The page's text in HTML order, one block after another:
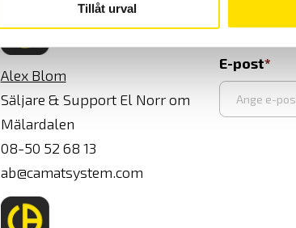
Tillåt urval
Alex Blom
Säljare & Support El Norr om
Mälardalen
08-50 52 68 13
ab@camatsystem.com
E-post